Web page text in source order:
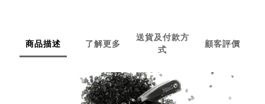
商品描述 了解更多
送貨及付款方
式
顧客評價